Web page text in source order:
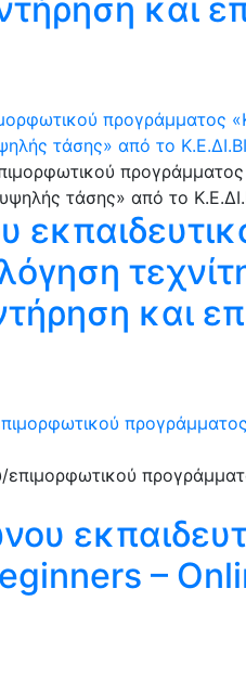
και
προγράμματος
τάσης» από το
και
–